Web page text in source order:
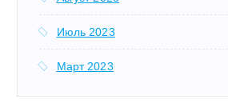
Июль 2023
Март 2023